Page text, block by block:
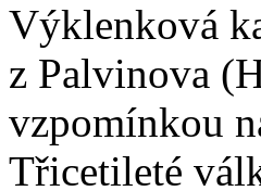
Výklenková
z Palvinova
vzpomínkou
Třicetileté